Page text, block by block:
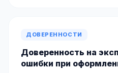
ДОВЕРЕННОСТИ
Доверенность на
ошибки при